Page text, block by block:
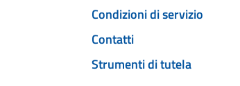
Condizioni di servizio
Contatti
Strumenti di tutela